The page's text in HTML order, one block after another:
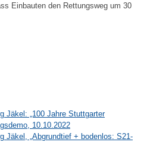
Einbauten den Rettungsweg um 30
Jäkel: „100 Jahre Stuttgarter
10.10.2022
Jäkel, „Abgrundtief + bodenlos: S21-